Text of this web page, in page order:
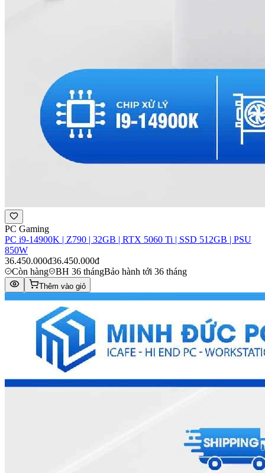
PC Gaming
PC i9-14900K | Z790 | 32GB | RTX 5060 Ti | SSD 512GB | PSU
850W
36.450.000đ36.450.000đ
Còn hàng
BH 36 thángBảo hành tới 36 tháng
Thêm vào giỏ